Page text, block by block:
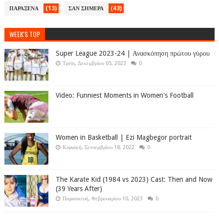
ΠΑΡΑΞΕΝΑ (13) ΣΑΝ ΣΗΜΕΡΑ (43)
WEEK'S TOP
Super League 2023-24 | Ανασκόπηση πρώτου γύρου
Τρίτη, Δεκεμβρίου 05, 2023 0
Video: Funniest Moments in Women's Football
Women in Basketball | Ezi Magbegor portrait
Κυριακή, Σεπτεμβρίου 18, 2022 0
The Karate Kid (1984 vs 2023) Cast: Then and Now
(39 Years After)
Παρασκευή, Φεβρουαρίου 10, 2023 0